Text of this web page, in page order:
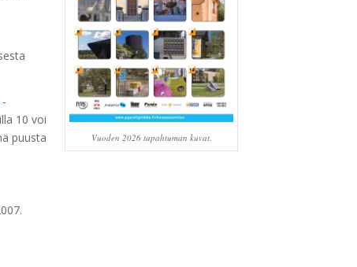
Vuoden 2026 tapahtuman kuvat.
-
10 voi
puusta